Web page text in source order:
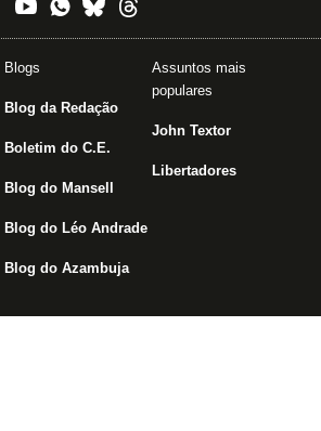
Blogs
Blog da Redação
Boletim do C.E.
Blog do Mansell
Blog do Léo Andrade
Blog do Azambuja
Assuntos mais
populares
John Textor
Libertadores